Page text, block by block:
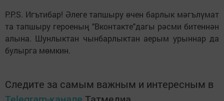
P.P.S. Игътибар! Әлеге тапшыру өчен барлык мәгълүмат
та тапшыру героеның "Вконтакте"дагы рәсми битеннән
алына. Шунлыктан чынбарлыктан аерым урыннар да
булырга мөмкин.
Следите за самым важным и интересным в